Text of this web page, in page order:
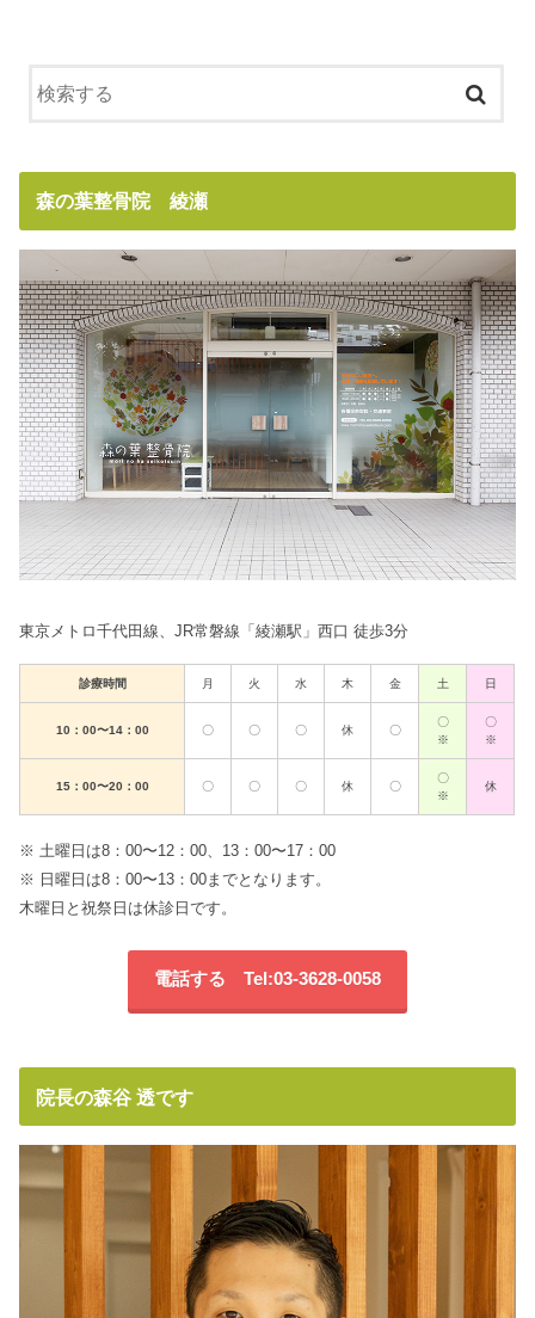
森の葉整骨院 綾瀬
東京メトロ千代田線、JR常磐線「綾瀬駅」西口 徒歩3分
診療時間 月 火 水 木 金 土 日
10：00〜14：00 〇 〇 〇 休 〇
〇
※
〇
※
15：00〜20：00 〇 〇 〇 休 〇
〇
※
休
※ 土曜日は8：00〜12：00、13：00〜17：00
※ 日曜日は8：00〜13：00までとなります。
木曜日と祝祭日は休診日です。
電話する Tel:03-3628-0058
院長の森谷 透です